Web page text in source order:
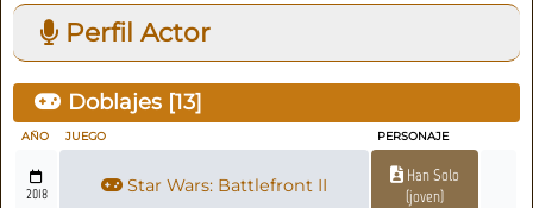
Perfil Actor
Doblajes [13]
AÑO JUEGO PERSONAJE
2018 Star Wars: Battlefront II
Han Solo
(joven)